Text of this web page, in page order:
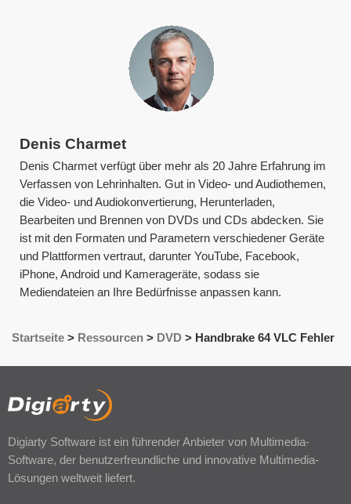
Denis Charmet
Denis Charmet verfügt über mehr als 20 Jahre Erfahrung im
Verfassen von Lehrinhalten. Gut in Video- und Audiothemen,
die Video- und Audiokonvertierung, Herunterladen,
Bearbeiten und Brennen von DVDs und CDs abdecken. Sie
ist mit den Formaten und Parametern verschiedener Geräte
und Plattformen vertraut, darunter YouTube, Facebook,
iPhone, Android und Kamerageräte, sodass sie
Mediendateien an Ihre Bedürfnisse anpassen kann.
Startseite > Ressourcen > DVD > Handbrake 64 VLC Fehler
Digiarty Software ist ein führender Anbieter von Multimedia-
Software, der benutzerfreundliche und innovative Multimedia-
Lösungen weltweit liefert.